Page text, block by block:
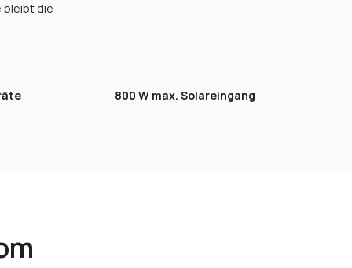
bleibt die
800 W max. Solareingang